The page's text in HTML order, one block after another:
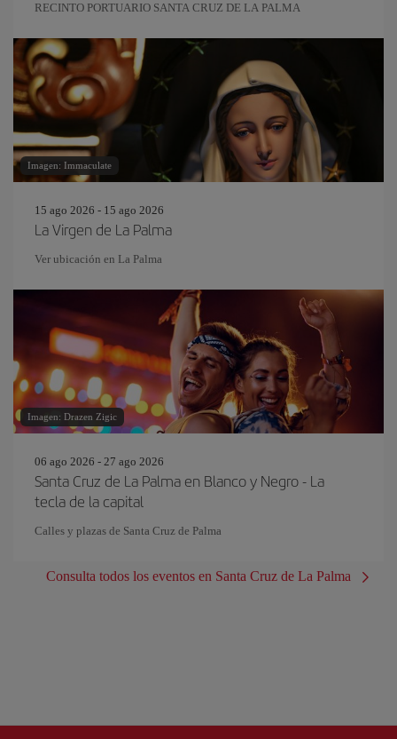
RECINTO PORTUARIO SANTA CRUZ DE LA PALMA
Imagen: Immaculate
15 ago 2026 - 15 ago 2026
La Virgen de La Palma
Ver ubicación en La Palma
Imagen: Drazen Zigic
06 ago 2026 - 27 ago 2026
Santa Cruz de La Palma en Blanco y Negro - La
tecla de la capital
Calles y plazas de Santa Cruz de Palma
Consulta todos los eventos en Santa Cruz de La Palma